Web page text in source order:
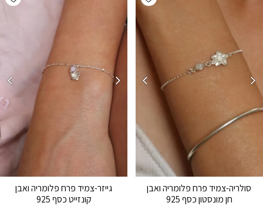
סולריה-צמיד פרח פלומריה ואבן
חן מונסטון כסף 925
גייזר-צמיד פרח פלומריה ואבן
קונזייט כסף 925